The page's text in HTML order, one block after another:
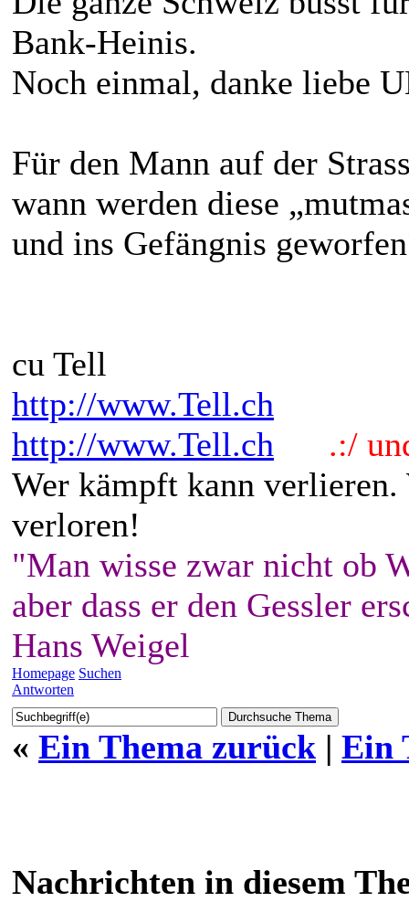
Bank-Heinis.
Noch einmal, danke liebe
Für den Mann auf der
wann werden diese
und ins Gefängnis
cu Tell
http://www.Tell.ch
http://www.Tell.ch
.:/
Wer kämpft kann
verloren!
"Man wisse zwar nicht ob
aber dass er den Gessler
Hans Weigel
Homepage Suchen
Antworten
« Ein Thema zurück | Ein
Nachrichten in diesem